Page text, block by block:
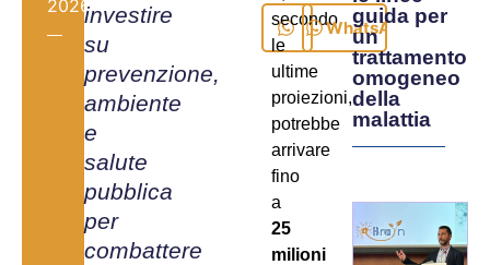
2026investire
su
prevenzione,
ambiente
e
salute
pubblica
per
combattere
secondo
le
ultime
proiezioni,
potrebbe
arrivare
fino
a
25
milioni
WhatsApp
guida per
un
trattamento
omogeneo
della
malattia